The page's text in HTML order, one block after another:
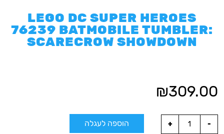
LEGO DC SUPER HEROES
76239 BATMOBILE TUMBLER:
SCARECROW SHOWDOWN
₪309.00
הוספה לעגלה